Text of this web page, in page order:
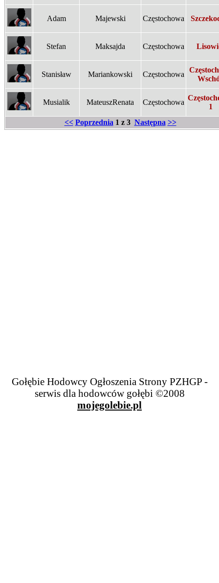
Adam Majewski Częstochowa
Stefan Maksajda Częstochowa
Stanisław Mariankowski Częstochowa
Musialik MateuszRenata Częstochowa
1
<< Poprzednia 1 z 3 Następna >>
Gołębie Hodowcy Ogłoszenia Strony PZHGP -
serwis dla hodowców gołębi ©2008
mojegolebie.pl